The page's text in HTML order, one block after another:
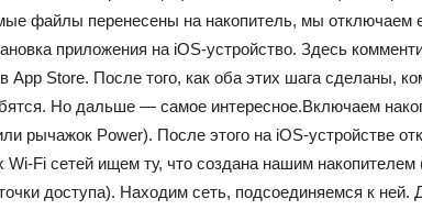
файлы перенесены на накопитель, мы отключаем
приложения на iOS-устройство. Здесь
App Store. После того, как оба этих шага сделаны,
Но дальше — самое интересное.Включаем
рычажок Power). После этого на iOS-устройстве
Wi-Fi сетей ищем ту, что создана нашим
доступа). Находим сеть, подсоединяемся к ней.